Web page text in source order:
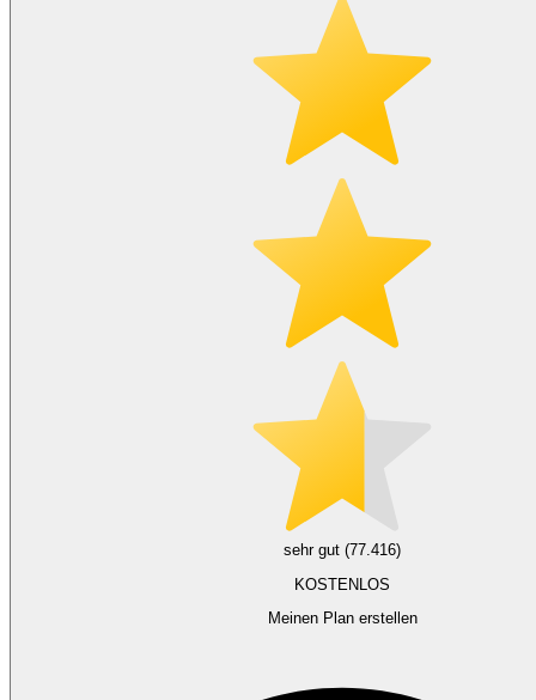
sehr gut (77.416)
KOSTENLOS
Meinen Plan erstellen